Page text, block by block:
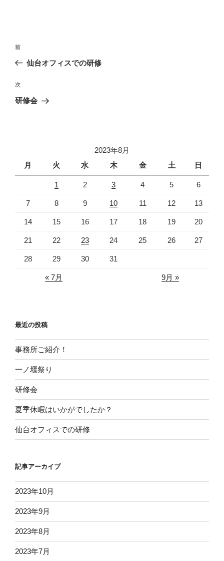
投
ビ
ゲ
前
の
稿
前
仙台オフィスでの研修
次
の
次
研修会
2023年8月
月
火 水 木 金 土 日
1 2 3 4 5 6
7 8 9 10 11 12 13
14 15 16 17 18 19 20
21 22 23 24 25 26 27
28 29 30 31
« 7月 9月 »
最近の投稿
事務所ご紹介！
一ノ堰祭り
研修会
夏季休暇はいかがでしたか？
仙台オフィスでの研修
記事アーカイブ
2023年10月
2023年9月
2023年8月
2023年7月